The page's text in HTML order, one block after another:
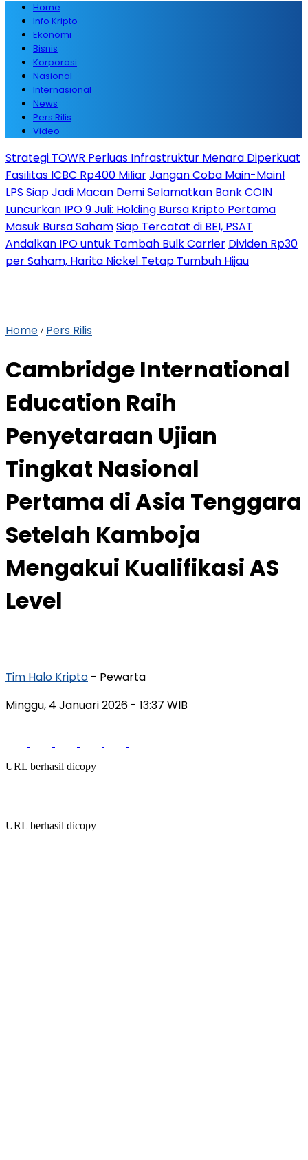
Home
Info Kripto
Ekonomi
Bisnis
Korporasi
Nasional
Internasional
News
Pers Rilis
Video
Strategi TOWR Perluas Infrastruktur Menara Diperkuat
Fasilitas ICBC Rp400 MiliarJangan Coba Main-Main!
LPS Siap Jadi Macan Demi Selamatkan BankCOIN
Luncurkan IPO 9 Juli: Holding Bursa Kripto Pertama
Masuk Bursa SahamSiap Tercatat di BEI, PSAT
Andalkan IPO untuk Tambah Bulk Carrier Dividen Rp30
per Saham, Harita Nickel Tetap Tumbuh Hijau
Home / Pers Rilis
Cambridge International
Education Raih
Penyetaraan Ujian
Tingkat Nasional
Pertama di Asia Tenggara
Setelah Kamboja
Mengakui Kualifikasi AS
Level
Tim Halo Kripto - Pewarta
Minggu, 4 Januari 2026 - 13:37 WIB
URL berhasil dicopy
URL berhasil dicopy